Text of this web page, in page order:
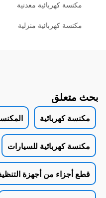
مكنسة كهربائية معدنية
مكنسة كهربائية منزلية
بحث متعلق
مكنسة كهربائية
مكنسة كهربائية للسيارات
قطع أجزاء من أجهزة